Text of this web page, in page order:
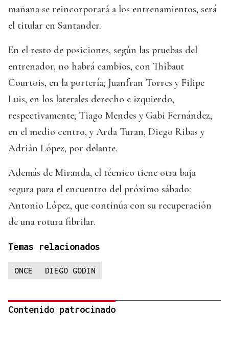
mañana se reincorporará a los entrenamientos, será
el titular en Santander.
En el resto de posiciones, según las pruebas del
entrenador, no habrá cambios, con Thibaut
Courtois, en la portería; Juanfran Torres y Filipe
Luis, en los laterales derecho e izquierdo,
respectivamente; Tiago Mendes y Gabi Fernández,
en el medio centro, y Arda Turan, Diego Ribas y
Adrián López, por delante.
Además de Miranda, el técnico tiene otra baja
segura para el encuentro del próximo sábado:
Antonio López, que continúa con su recuperación
de una rotura fibrilar.
Temas relacionados
ONCE DIEGO GODIN
Contenido patrocinado